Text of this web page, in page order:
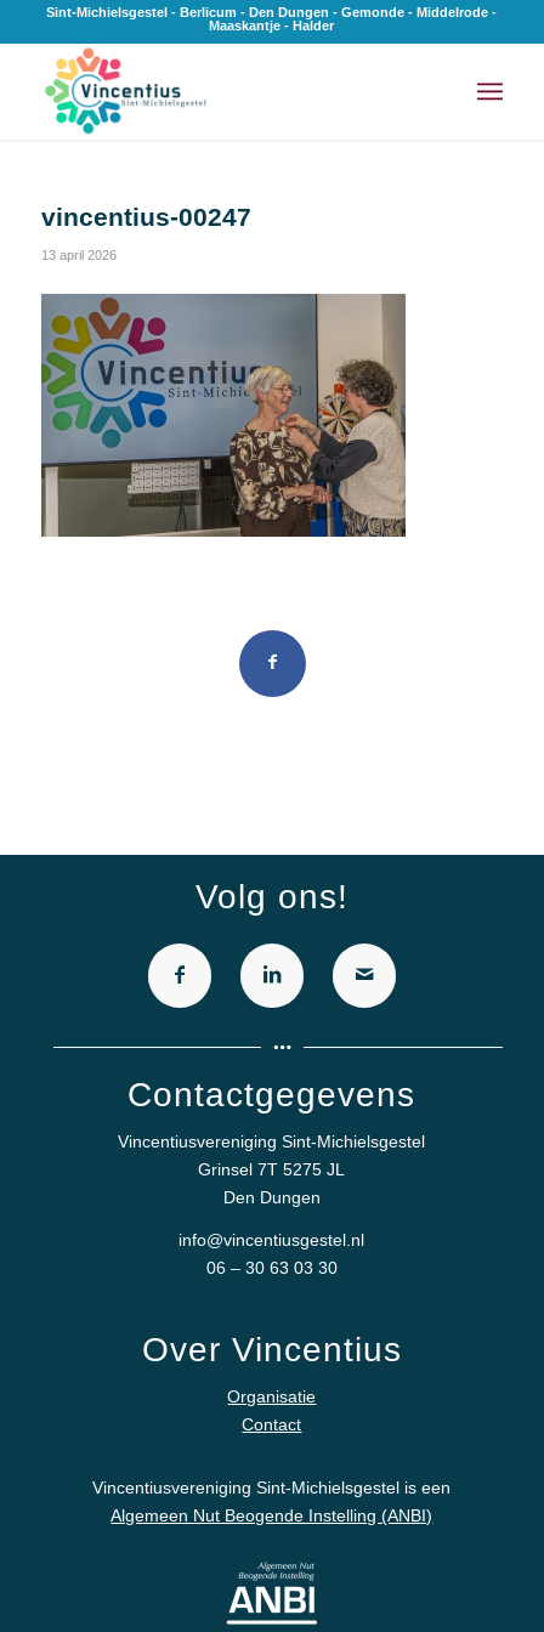
Sint-Michielsgestel - Berlicum - Den Dungen - Gemonde - Middelrode -
Maaskantje - Halder
vincentius-00247
13 april 2026
Volg ons!
Contactgegevens
Vincentiusvereniging Sint-Michielsgestel
Grinsel 7T 5275 JL
Den Dungen
info@vincentiusgestel.nl
06 – 30 63 03 30
Over Vincentius
Organisatie
Contact
Vincentiusvereniging Sint-Michielsgestel is een
Algemeen Nut Beogende Instelling (ANBI)